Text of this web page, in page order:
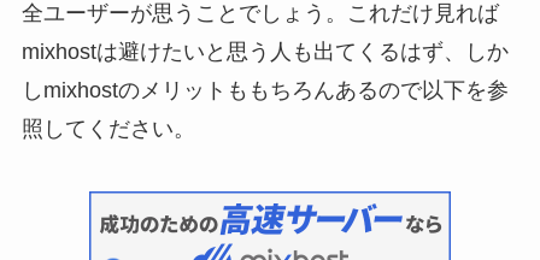
全ユーザーが思うことでしょう。これだけ見れば
mixhostは避けたいと思う人も出てくるはず、しか
しmixhostのメリットももちろんあるので以下を参
照してください。